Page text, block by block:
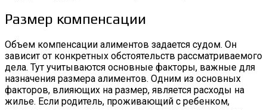
Размер компенсации
Объем компенсации алиментов задается судом. Он
зависит от конкретных обстоятельств рассматриваемого
дела. Тут учитываются основные факторы, важные для
назначения размера алиментов. Одним из основных
факторов, влияющих на размер, является расходы на
жилье. Если родитель, проживающий с ребенком,